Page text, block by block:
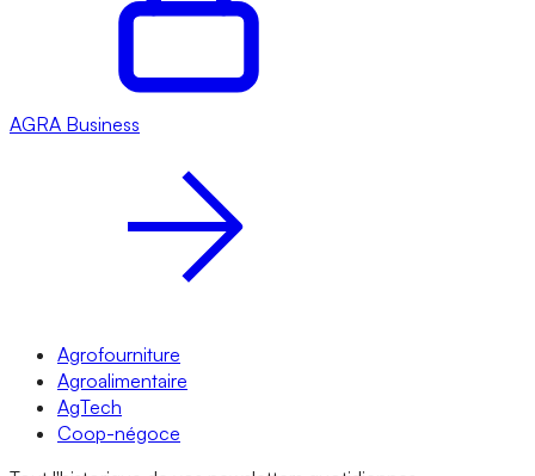
AGRA Business
Agrofourniture
Agroalimentaire
AgTech
Coop-négoce